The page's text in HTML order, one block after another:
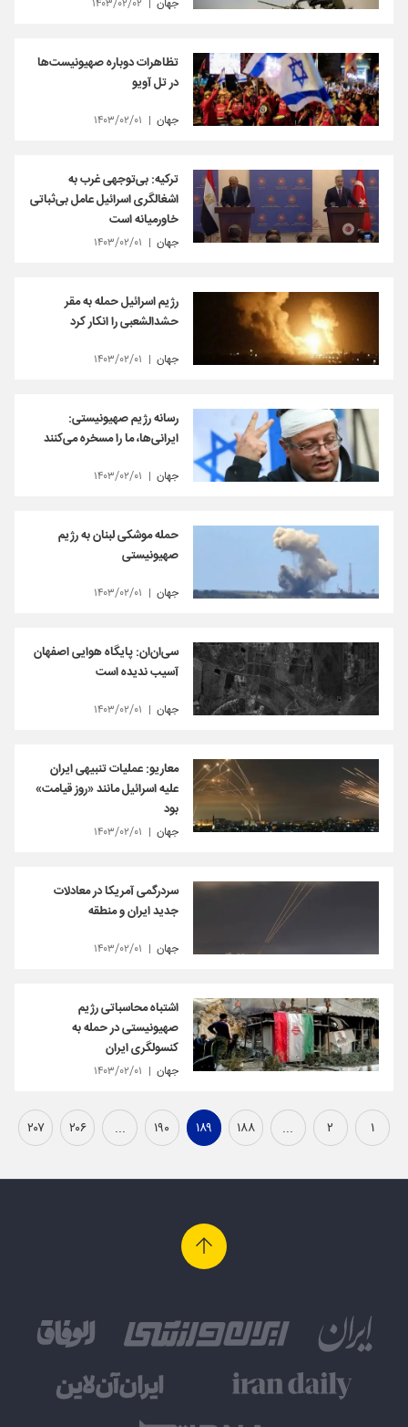
جهان ۱۴۰۳/۰۲/۰۲
تظاهرات دوباره صهیونیست‌ها
در تل آویو
جهان ۱۴۰۳/۰۲/۰۱
ترکیه: بی‌توجهی غرب به
اشغالگری اسرائیل عامل بی‌ثباتی
خاورمیانه است
جهان ۱۴۰۳/۰۲/۰۱
رژیم اسرائیل حمله به مقر
حشدالشعبی را انکار کرد
جهان ۱۴۰۳/۰۲/۰۱
رسانه رژیم صهیونیستی:
ایرانی‌ها، ما را مسخره‌ می‌کنند
جهان ۱۴۰۳/۰۲/۰۱
حمله موشکی لبنان به رژیم
صهیونیستی
جهان ۱۴۰۳/۰۲/۰۱
سی‌ان‌ان: پایگاه هوایی اصفهان
آسیب ندیده است
جهان ۱۴۰۳/۰۲/۰۱
معاریو: عملیات تنبیهی ایران
علیه اسرائیل مانند «روز قیامت»
بود
جهان ۱۴۰۳/۰۲/۰۱
سردرگمی آمریکا در معادلات
جدید ایران و منطقه
جهان ۱۴۰۳/۰۲/۰۱
اشتباه محاسباتی رژیم
صهیونیستی در حمله به
کنسولگری ایران
جهان ۱۴۰۳/۰۲/۰۱
۱ ۲ ... ۱۸۸ ۱۸۹ ۱۹۰ ... ۲۰۶ ۲۰۷